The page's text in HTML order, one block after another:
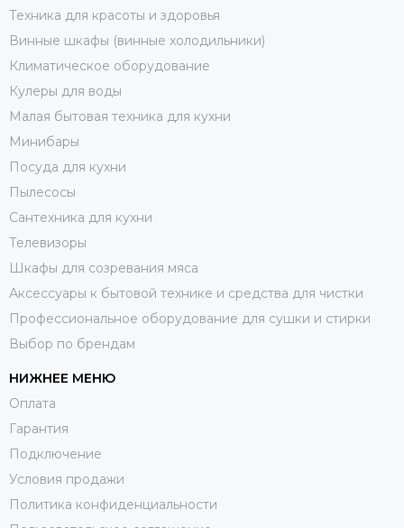
Техника для красоты и здоровья
Винные шкафы (винные холодильники)
Климатическое оборудование
Кулеры для воды
Малая бытовая техника для кухни
Минибары
Посуда для кухни
Пылесосы
Сантехника для кухни
Телевизоры
Шкафы для созревания мяса
Аксессуары к бытовой технике и средства для чистки
Профессиональное оборудование для сушки и стирки
Выбор по брендам
НИЖНЕЕ МЕНЮ
Оплата
Гарантия
Подключение
Условия продажи
Политика конфиденциальности